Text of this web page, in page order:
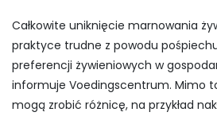
Całkowite uniknięcie marnowania
praktyce trudne z powodu
preferencji żywieniowych w
informuje Voedingscentrum. Mimo
mogą zrobić różnicę, na przykład